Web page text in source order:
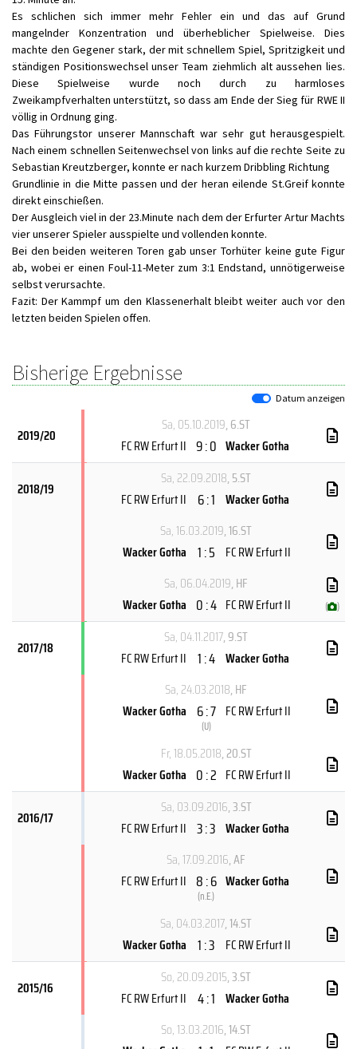
Es schlichen sich immer mehr Fehler ein und das auf Grund
mangelnder Konzentration und überheblicher Spielweise. Dies
machte den Gegener stark, der mit schnellem Spiel, Spritzigkeit und
ständigen Positionswechsel unser Team ziehmlich alt aussehen lies.
Diese Spielweise wurde noch durch zu harmloses
Zweikampfverhalten unterstützt, so dass am Ende der Sieg für RWE II
völlig in Ordnung ging.
Das Führungstor unserer Mannschaft war sehr gut herausgespielt.
Nach einem schnellen Seitenwechsel von links auf die rechte Seite zu
Sebastian Kreutzberger, konnte er nach kurzem Dribbling Richtung
Grundlinie in die Mitte passen und der heran eilende St.Greif konnte
direkt einschießen.
Der Ausgleich viel in der 23.Minute nach dem der Erfurter Artur Machts
vier unserer Spieler ausspielte und vollenden konnte.
Bei den beiden weiteren Toren gab unser Torhüter keine gute Figur
ab, wobei er einen Foul-11-Meter zum 3:1 Endstand, unnötigerweise
selbst verursachte.
Fazit: Der Kammpf um den Klassenerhalt bleibt weiter auch vor den
letzten beiden Spielen offen.
Bisherige Ergebnisse
Datum anzeigen
2019/20
Sa, 05.10.2019, 6.ST
FC RW Erfurt II 9 : 0 Wacker Gotha
2018/19
Sa, 22.09.2018, 5.ST
FC RW Erfurt II
6 : 1 Wacker Gotha
Sa, 16.03.2019, 16.ST
Wacker Gotha 1 : 5 FC RW Erfurt II
Sa, 06.04.2019, HF
Wacker Gotha 0 : 4 FC RW Erfurt II ( )
2017/18
Sa, 04.11.2017, 9.ST
FC RW Erfurt II 1 : 4 Wacker Gotha
Sa, 24.03.2018, HF
Wacker Gotha 6 : 7
(U)
FC RW Erfurt II
Fr, 18.05.2018, 20.ST
Wacker Gotha 0 : 2 FC RW Erfurt II
2016/17
Sa, 03.09.2016, 3.ST
FC RW Erfurt II 3 : 3 Wacker Gotha
Sa, 17.09.2016, AF
FC RW Erfurt II 8 : 6
(n.E.)
Wacker Gotha
Sa, 04.03.2017, 14.ST
Wacker Gotha 1 : 3 FC RW Erfurt II
2015/16
So, 20.09.2015, 3.ST
FC RW Erfurt II 4 : 1 Wacker Gotha
So, 13.03.2016, 14.ST